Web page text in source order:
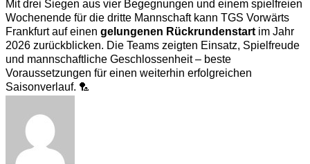
Mit drei Siegen aus vier Begegnungen und einem spielfreien
Wochenende für die dritte Mannschaft kann TGS Vorwärts
Frankfurt auf einen gelungenen Rückrundenstart im Jahr
2026 zurückblicken. Die Teams zeigten Einsatz, Spielfreude
und mannschaftliche Geschlossenheit – beste
Voraussetzungen für einen weiterhin erfolgreichen
Saisonverlauf. 🏸